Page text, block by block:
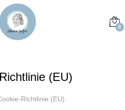
0
(EU)
Richtlinie (EU)